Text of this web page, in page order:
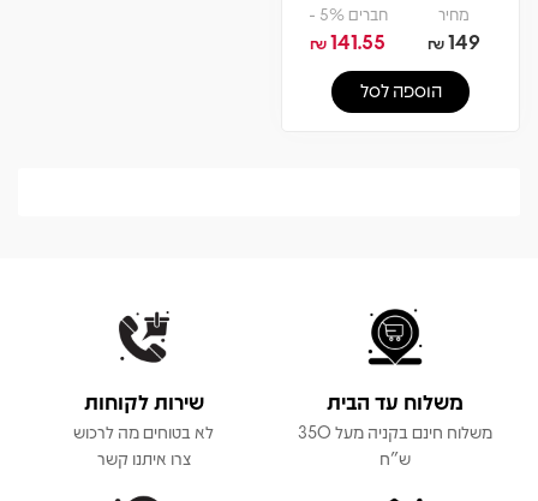
מחיר
149
₪
חברים 5% -
141.55
₪
הוספה לסל
משלוח עד הבית
משלוח חינם בקניה מעל 350
ש"ח
שירות לקוחות
לא בטוחים מה לרכוש
צרו איתנו קשר